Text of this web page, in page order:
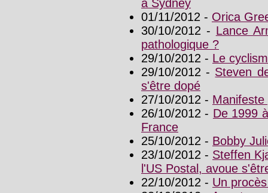
à Sydney
01/11/2012 - Orica
30/10/2012 - Lance
pathologique ?
29/10/2012 - Le
29/10/2012 - Steven
s'être dopé
27/10/2012 -
26/10/2012 - De 1999
France
25/10/2012 - Bobby
23/10/2012 - Steffen
l'US Postal, avoue
22/10/2012 - Un